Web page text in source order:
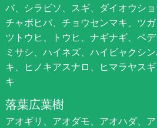
バ、シラビソ、スギ、ダイオウショ
チャボヒバ、チョウセンマキ、ツガ
ツトウヒ、トウヒ、ナギナギ、ペ
ミサシ、ハイネズ、ハイビャクシ
キ、ヒノキアスナロ、ヒマラヤス
キ
落葉広葉樹
アオギリ、アオダモ、アオハダ、